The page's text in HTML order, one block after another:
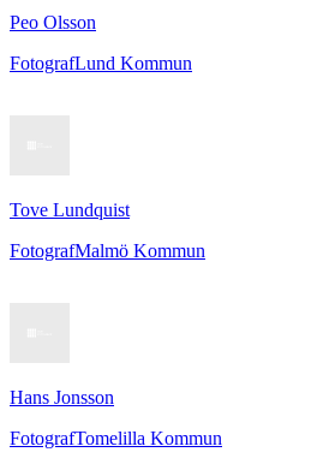
Peo Olsson
FotografLund Kommun
Tove Lundquist
FotografMalmö Kommun
Hans Jonsson
FotografTomelilla Kommun